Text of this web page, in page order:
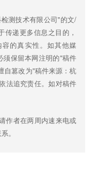
测技术有限公司"的文/
传递更多信息之目的，
的真实性。如其他媒
须保留本网注明的"稿件
自篡改为"稿件来源：杭
法追究责任。如对稿件
作者在两周内速来电或
。